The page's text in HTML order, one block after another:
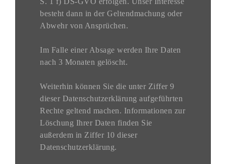
besteht dann in der Geltendmachung oder
Abwehr von Ansprüchen.
Im Falle einer Absage werden Ihre Daten
nach 3 Monaten gelöscht.
Weiterhin können Sie die unter Ziffer 9
dieser Datenschutzerklärung aufgeführten
Rechte geltend machen. Informationen zur
Löschung Ihrer Daten finden Sie
außerdem in Ziffer 10 dieser
Datenschutzerklärung.